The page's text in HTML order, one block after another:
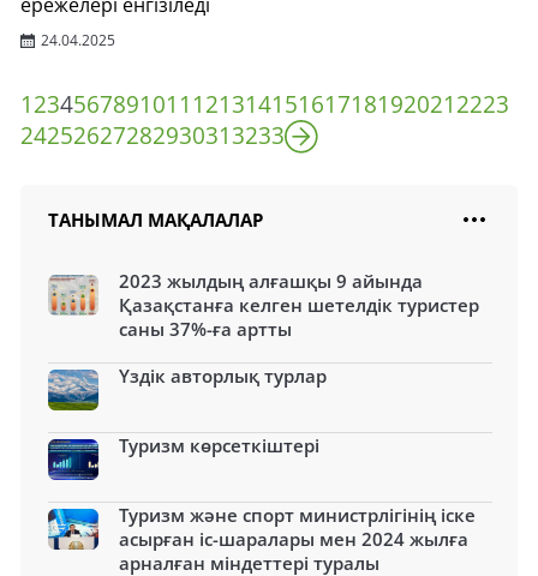
24.04.2025
1234567891011 121314151617181920212223
24252627282930313233
ТАНЫМАЛ МАҚАЛАЛАР
2023 жылдың алғашқы 9 айында
Қазақстанға келген шетелдік туристер
саны 37%-ға артты
Үздік авторлық турлар
Туризм көрсеткіштері
Туризм және спорт министрлігінің іске
асырған іс-шаралары мен 2024 жылға
арналған міндеттері туралы